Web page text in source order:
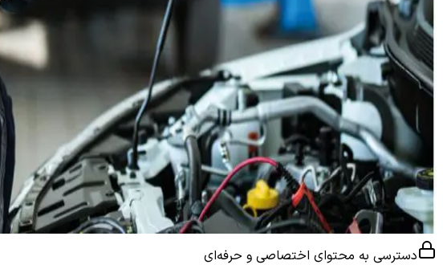
دسترسی به محتوای اختصاصی و حرفه‌ای